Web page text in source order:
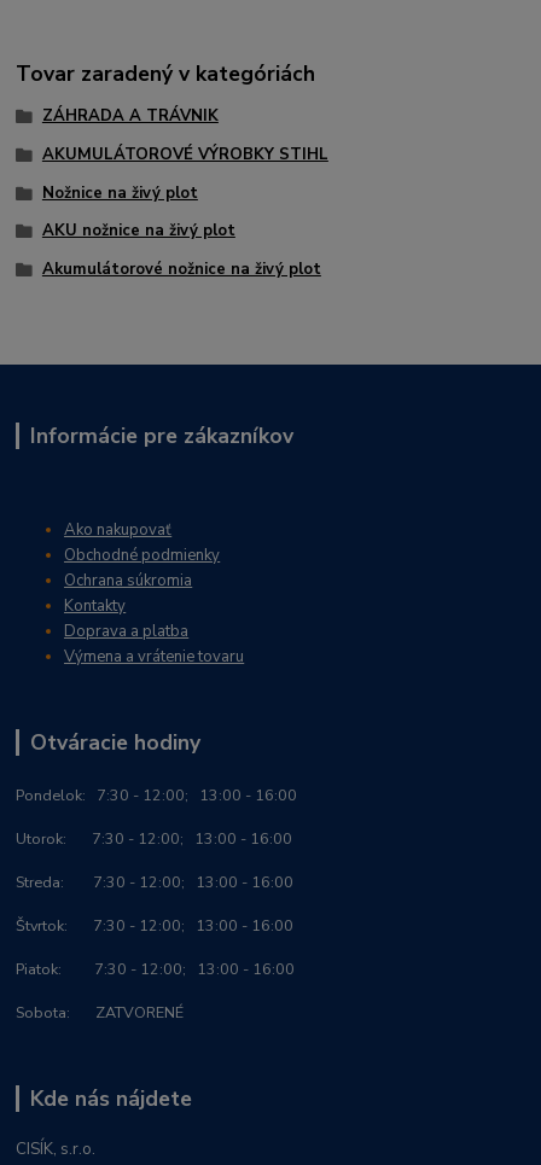
Tovar zaradený v kategóriách
ZÁHRADA A TRÁVNIK
AKUMULÁTOROVÉ VÝROBKY STIHL
Nožnice na živý plot
AKU nožnice na živý plot
Akumulátorové nožnice na živý plot
Informácie pre zákazníkov
Ako nakupovať
Obchodné podmienky
Ochrana súkromia
Kontakty
Doprava a platba
Výmena a vrátenie tovaru
Otváracie hodiny
Pondelok: 7:30 - 12:00; 13:00 - 16:00
Utorok: 7:30 - 12:00; 13:00 - 16:00
Streda: 7:30 - 12:00; 13:00 - 16:00
Štvrtok: 7:30 - 12:00; 13:00 - 16:00
Piatok: 7:30 - 12:00; 13:00 - 16:00
Sobota: ZATVORENÉ
Kde nás nájdete
CISÍK, s.r.o.